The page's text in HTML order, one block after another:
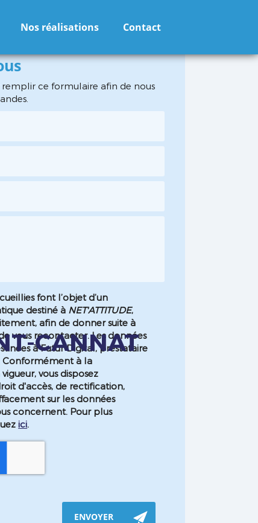
Nos réalisations Contact
CANNAT
ce formulaire afin de nous
font l’objet d’un
destiné à NET'ATTITUDE,
afin de donner suite à
vous recontacter. Les données
à Futur Digital, prestataire
Conformément à la
vous disposez
d'accès, de rectification,
sur les données
concernent. Pour plus
ici.